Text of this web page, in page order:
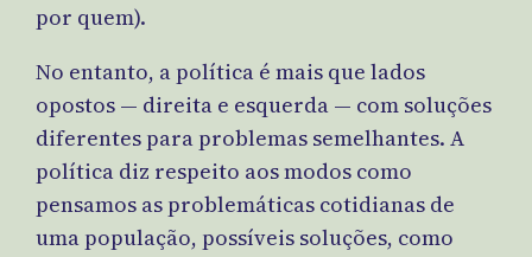
por quem).
No entanto, a política é mais que lados
opostos — direita e esquerda — com soluções
diferentes para problemas semelhantes. A
política diz respeito aos modos como
pensamos as problemáticas cotidianas de
uma população, possíveis soluções, como